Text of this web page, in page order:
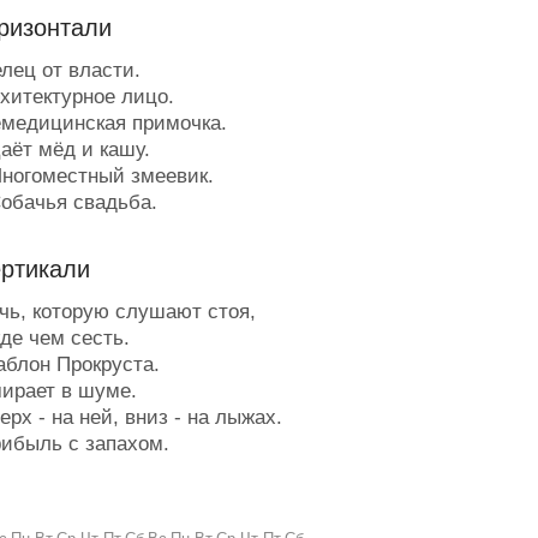
от власти.
лицо.
примочка.
мёд и кашу.
змеевик.
свадьба.
кандального поведения.
кильки.
прореху.
похвальба.
стороны гений.
запись.
которую слушают стоя,
чем сесть.
Прокруста.
в шуме.
- на ней, вниз - на лыжах.
с запахом.